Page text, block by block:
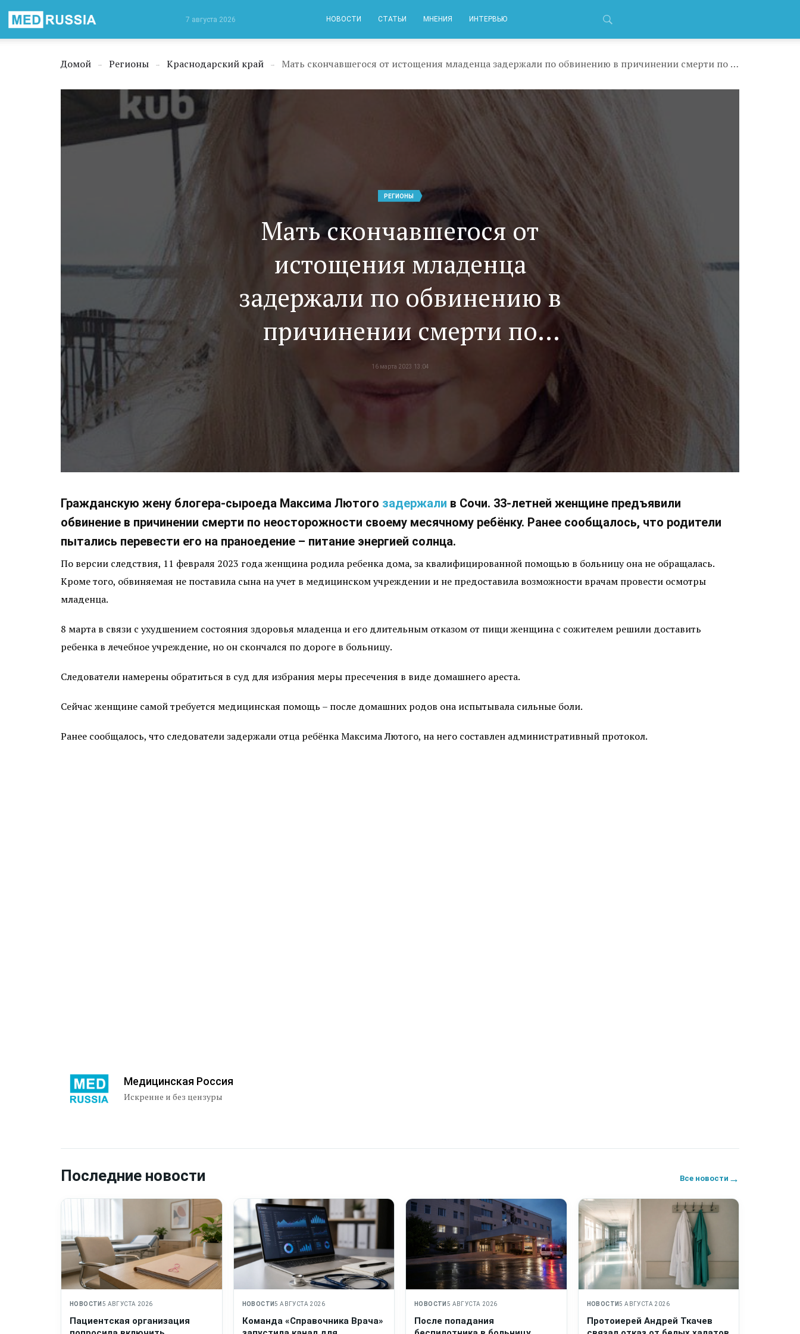
7 августа 2026 НОВОСТИ СТАТЬИ МНЕНИЯ ИНТЕРВЬЮ
Домой → Регионы → Краснодарский край → Мать скончавшегося от истощения младенца задержали по обвинению в причинении смерти по неосторожности
РЕГИОНЫ
Мать скончавшегося от
истощения младенца
задержали по обвинению в
причинении смерти по
неосторожности
16 марта 2023 13:04
Гражданскую жену блогера-сыроеда Максима Лютого задержали в Сочи. 33-летней женщине предъявили
обвинение в причинении смерти по неосторожности своему месячному ребёнку. Ранее сообщалось, что родители
пытались перевести его на праноедение – питание энергией солнца.
По версии следствия, 11 февраля 2023 года женщина родила ребенка дома, за квалифицированной помощью в больницу она не обращалась.
Кроме того, обвиняемая не поставила сына на учет в медицинском учреждении и не предоставила возможности врачам провести осмотры
младенца.
8 марта в связи с ухудшением состояния здоровья младенца и его длительным отказом от пищи женщина с сожителем решили доставить
ребенка в лечебное учреждение, но он скончался по дороге в больницу.
Следователи намерены обратиться в суд для избрания меры пресечения в виде домашнего ареста.
Сейчас женщине самой требуется медицинская помощь – после домашних родов она испытывала сильные боли.
Ранее сообщалось, что следователи задержали отца ребёнка Максима Лютого, на него составлен административный протокол.
Медицинская Россия
Искренне и без цензуры
Последние новости Все новости →
НОВОСТИ 5 АВГУСТА 2026
Пациентская организация
НОВОСТИ5 АВГУСТА 2026
Команда «Справочника Врача»
НОВОСТИ 5 АВГУСТА 2026
После попадания
НОВОСТИ5 АВГУСТА 2026
Протоиерей Андрей Ткачев